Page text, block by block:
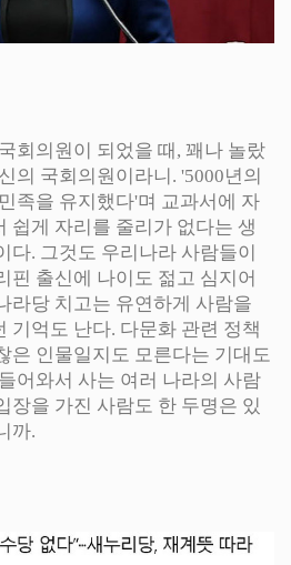
회의원이 되었을 때, 꽤나 놀랐
의 국회의원이라니. '5000년의
족을 유지했다'며 교과서에 자
쉽게 자리를 줄리가 없다는 생
다. 그것도 우리나라 사람들이
핀 출신에 나이도 젊고 심지어
라당 치고는 유연하게 사람을
기억도 난다. 다문화 관련 정책
은 인물일지도 모른다는 기대도
어와서 사는 여러 나라의 사람
장을 가진 사람도 한 두명은 있
까.